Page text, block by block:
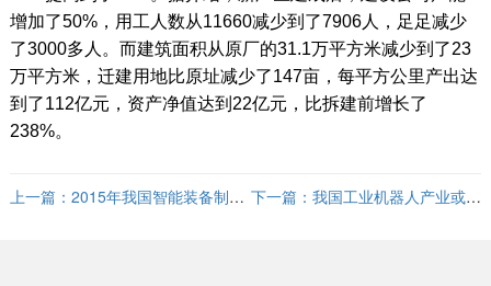
增加了50%，用工人数从11660减少到了7906人，足足减少
了3000多人。而建筑面积从原厂的31.1万平方米减少到了23
万平方米，迁建用地比原址减少了147亩，每平方公里产出达
到了112亿元，资产净值达到22亿元，比拆建前增长了
238%。
上一篇： 2015年我国智能装备制造 下一篇：我国工业机器人产业或迎